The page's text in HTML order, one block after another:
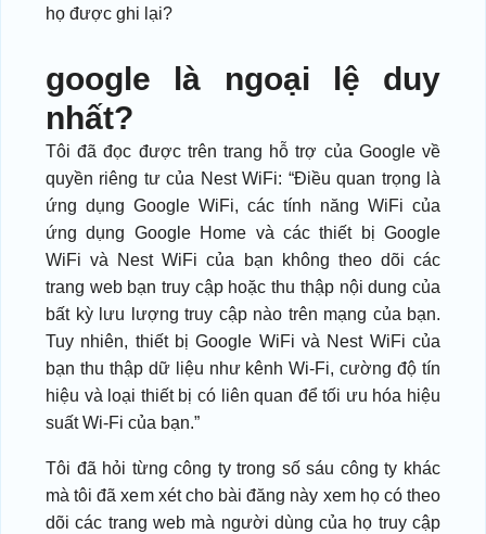
họ được ghi lại?
google là ngoại lệ duy
nhất?
Tôi đã đọc được trên trang hỗ trợ của Google về
quyền riêng tư của Nest WiFi: “Điều quan trọng là
ứng dụng Google WiFi, các tính năng WiFi của
ứng dụng Google Home và các thiết bị Google
WiFi và Nest WiFi của bạn không theo dõi các
trang web bạn truy cập hoặc thu thập nội dung của
bất kỳ lưu lượng truy cập nào trên mạng của bạn.
Tuy nhiên, thiết bị Google WiFi và Nest WiFi của
bạn thu thập dữ liệu như kênh Wi-Fi, cường độ tín
hiệu và loại thiết bị có liên quan để tối ưu hóa hiệu
suất Wi-Fi của bạn.”
Tôi đã hỏi từng công ty trong số sáu công ty khác
mà tôi đã xem xét cho bài đăng này xem họ có theo
dõi các trang web mà người dùng của họ truy cập